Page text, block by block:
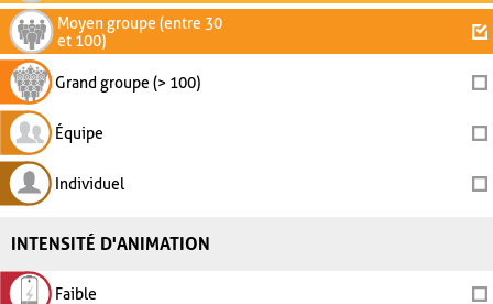
Moyen groupe (entre 30
et 100)
Grand groupe (> 100)
Équipe
Individuel
INTENSITÉ D'ANIMATION
Faible